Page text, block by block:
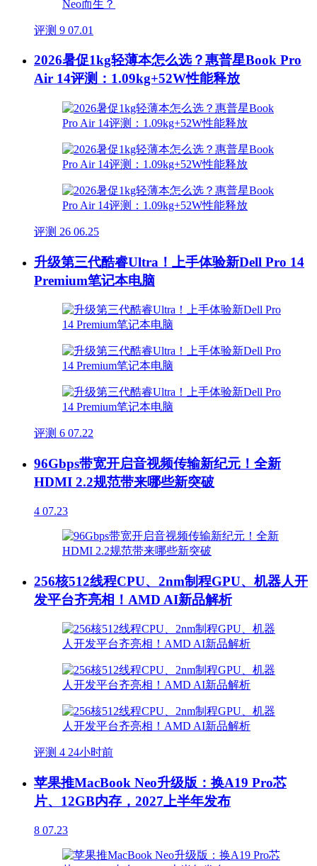
评测 9 07.01
2026暑促1kg轻薄本怎么选？惠普星Book Pro
Air 14评测：1.09kg+52W性能释放
评测 26 06.25
升级第三代酷睿Ultra！上手体验新Dell Pro 14
Premium笔记本电脑
评测 6 07.22
96Gbps带宽开启音视频传输新纪元！全新
HDMI 2.2规范带来哪些新突破
4 07.23
256核512线程CPU、2nm制程GPU、机器人开
发平台齐亮相！AMD AI新品解析
评测 4 24小时前
苹果推MacBook Neo升级版：换A19 Pro芯
片、12GB内存，2027上半年发布
8 07.23